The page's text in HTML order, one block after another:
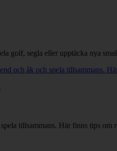
golf, segla eller upptäcka nya
och åk och spela tillsammans.
tillsammans. Här finns tips